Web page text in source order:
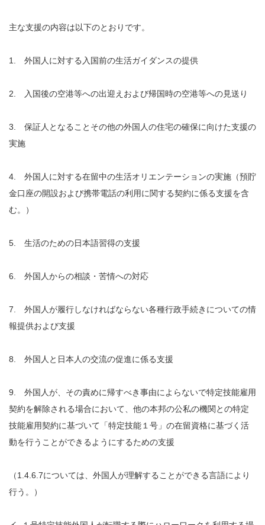
主な支援の内容は以下のとおりです。
1. 外国人に対する入国前の生活ガイダンスの提供
2. 入国後の空港等への出迎えおよび帰国時の空港等への見送り
3. 保証人となることその他の外国人の住宅の確保に向けた支援の
実施
4. 外国人に対する在留中の生活オリエンテーションの実施（預貯
金口座の開設および携帯電話の利用に関する契約に係る支援を含
む。）
5. 生活のための日本語習得の支援
6. 外国人からの相談・苦情への対応
7. 外国人が履行しなければならない各種行政手続きについての情
報提供および支援
8. 外国人と日本人の交流の促進に係る支援
9. 外国人が、その責めに帰すべき事由によらないで特定技能雇用
契約を解除される場合において、他の本邦の公私の機関との特定
技能雇用契約に基づいて「特定技能１号」の在留資格に基づく活
動を行うことができるようにするための支援
（1.4.6.7については、外国人が理解することができる言語により
行う。）